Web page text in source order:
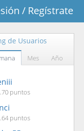
/ Regístrate
de Usuarios
Mes Año
puntos
puntos